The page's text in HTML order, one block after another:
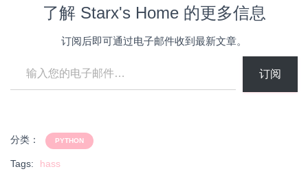
了解 Starx's Home 的更多信息
订阅后即可通过电子邮件收到最新文章。
订阅
分类： PYTHON
Tags: hass